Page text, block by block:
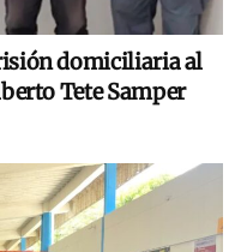
domiciliaria al
Tete Samper